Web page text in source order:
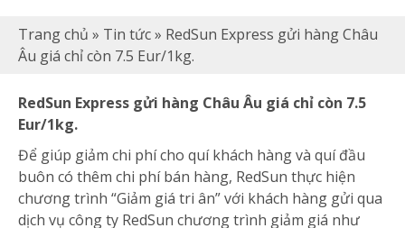
Trang chủ » Tin tức» RedSun Express gửi hàng Châu
Âu giá chỉ còn 7.5 Eur/1kg.
RedSun Express gửi hàng Châu Âu giá chỉ còn 7.5
Eur/1kg.
Để giúp giảm chi phí cho quí khách hàng và quí đầu
buôn có thêm chi phí bán hàng, RedSun thực hiện
chương trình “Giảm giá tri ân” với khách hàng gửi qua
dịch vụ công ty RedSun chương trình giảm giá như